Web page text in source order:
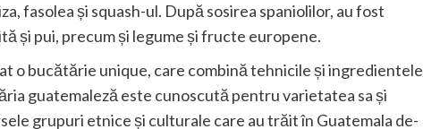
fasolea și squash-ul. După sosirea spaniolilor, au fost
și pui, precum și legume și fructe europene.
o bucătărie unique, care combină tehnicile și ingredientele
guatemaleză este cunoscută pentru varietatea sa și
grupuri etnice și culturale care au trăit în Guatemala de-